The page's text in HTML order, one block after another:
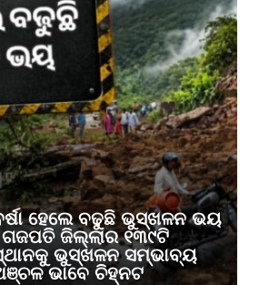
ହେଲେ ବଢୁଛି ଭୁସ୍ଖଳନ ଭୟ
ଗଜପତି ଜିଲ୍ଲାର ୧୩୯ଟି
ଭୁସ୍ଖଳନ ସମ୍ଭାବ୍ୟ
ଭାବେ ଚିହ୍ନଟ